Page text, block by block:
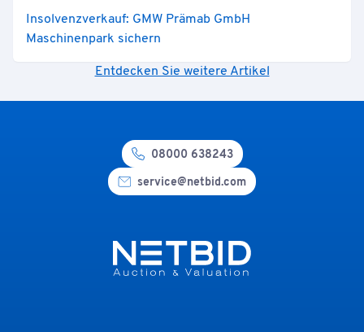
Insolvenzverkauf: GMW Prämab GmbH
Maschinenpark sichern
Entdecken Sie weitere Artikel
08000 638243
service@netbid.com